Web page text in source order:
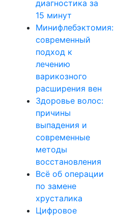
диагностика за
15 минут
Минифлебэктомия:
современный
подход к
лечению
варикозного
расширения вен
Здоровье волос:
причины
выпадения и
современные
методы
восстановления
Всё об операции
по замене
хрусталика
Цифровое